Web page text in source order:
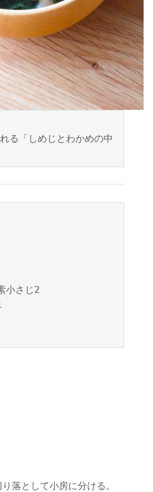
る「しめじとわかめの中
小さじ2
落として小房に分ける。